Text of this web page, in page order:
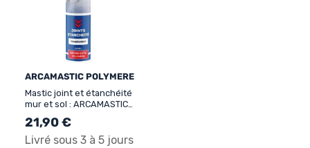
ARCAMASTIC POLYMERE
Mastic joint et étanchéité
mur et sol : ARCAMASTIC
POLYMERE
21,90 €
Livré sous 3 à 5 jours